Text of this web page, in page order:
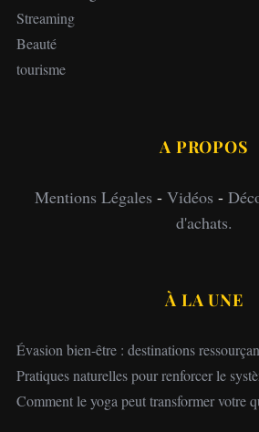
Streaming
Beauté
tourisme
A PROPOS
Mentions Légales - Vidéos -
d'achats.
À LA UNE
Évasion bien-être : destinations
Pratiques naturelles pour renforcer le
Comment le yoga peut transformer votre